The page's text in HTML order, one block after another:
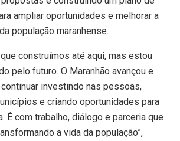
ampliar oportunidades e melhorar a
população maranhense.
construímos até aqui, mas estou
pelo futuro. O Maranhão avançou e
investindo nas pessoas,
e criando oportunidades para
É com trabalho, diálogo e parceria que
a vida da população”,